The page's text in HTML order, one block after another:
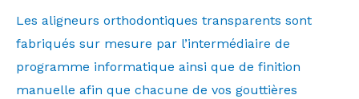
Les aligneurs orthodontiques transparents sont
fabriqués sur mesure par l’intermédiaire de
programme informatique ainsi que de finition
manuelle afin que chacune de vos gouttières